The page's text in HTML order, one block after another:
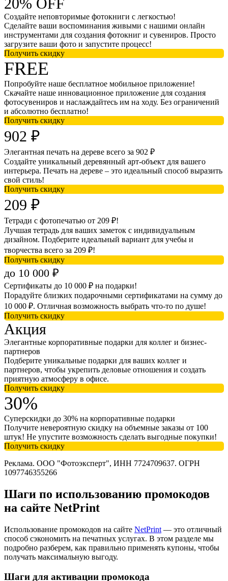
20% OFF
Создайте неповторимые фотокниги с легкостью!
Сделайте ваши воспоминания живыми с нашими онлайн
инструментами для создания фотокниг и сувениров. Просто
загрузите ваши фото и запустите процесс!
Получить скидку
FREE
Попробуйте наше бесплатное мобильное приложение!
Скачайте наше инновационное приложение для создания
фотосувениров и наслаждайтесь им на ходу. Без ограничений
и абсолютно бесплатно!
Получить скидку
902 ₽
Элегантная печать на дереве всего за 902 ₽
Создайте уникальный деревянный арт-объект для вашего
интерьера. Печать на дереве – это идеальный способ выразить
свой стиль!
Получить скидку
209 ₽
Тетради с фотопечатью от 209 ₽!
Лучшая тетрадь для ваших заметок с индивидуальным
дизайном. Подберите идеальный вариант для учебы и
творчества всего за 209 ₽!
Получить скидку
до 10 000 ₽
Сертификаты до 10 000 ₽ на подарки!
Порадуйте близких подарочными сертификатами на сумму до
10 000 ₽. Отличная возможность выбрать что-то по душе!
Получить скидку
Акция
Элегантные корпоративные подарки для коллег и бизнес-
партнеров
Подберите уникальные подарки для ваших коллег и
партнеров, чтобы укрепить деловые отношения и создать
приятную атмосферу в офисе.
Получить скидку
30%
Суперскидки до 30% на корпоративные подарки
Получите невероятную скидку на объемные заказы от 100
штук! Не упустите возможность сделать выгодные покупки!
Получить скидку
Реклама. ООО "Фотоэксперт", ИНН 7724709637. ОГРН
1097746355266
Шаги по использованию промокодов
на сайте NetPrint
Использование промокодов на сайте NetPrint — это отличный
способ сэкономить на печатных услугах. В этом разделе мы
подробно разберем, как правильно применять купоны, чтобы
получать максимальную выгоду.
Шаги для активации промокода